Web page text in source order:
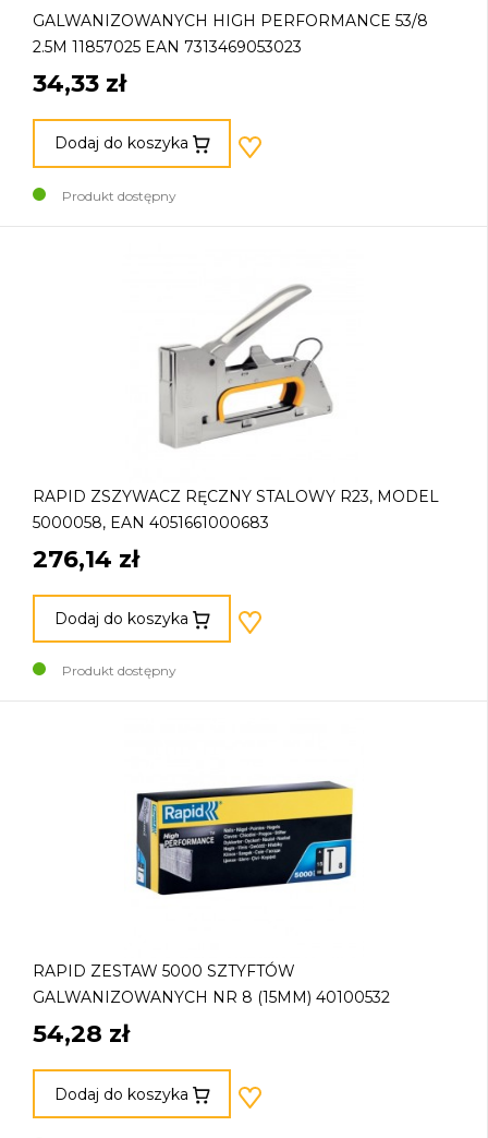
GALWANIZOWANYCH HIGH PERFORMANCE 53/8
2.5M 11857025 EAN 7313469053023
34,33 zł
Dodaj do koszyka
Produkt dostępny
RAPID ZSZYWACZ RĘCZNY STALOWY R23, MODEL
5000058, EAN 4051661000683
276,14 zł
Dodaj do koszyka
Produkt dostępny
RAPID ZESTAW 5000 SZTYFTÓW
GALWANIZOWANYCH NR 8 (15MM) 40100532
54,28 zł
Dodaj do koszyka